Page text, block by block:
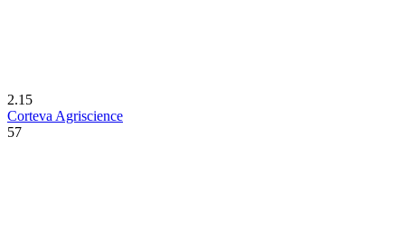
2.15
Corteva Agriscience
57